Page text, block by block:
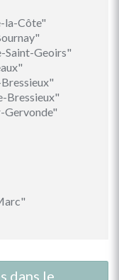
la-Côte"
Saint-Geoirs"
Bressieux"
Gervonde"
dans le